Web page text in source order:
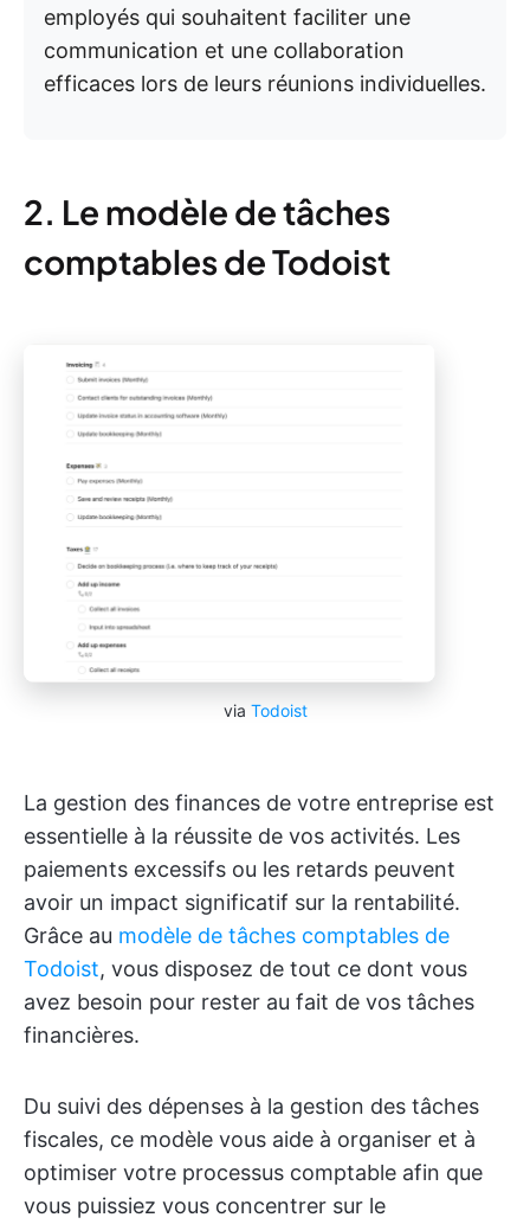
employés qui souhaitent faciliter une
communication et une collaboration
efficaces lors de leurs réunions individuelles.
2. Le modèle de tâches
comptables de Todoist
via Todoist
La gestion des finances de votre entreprise est
essentielle à la réussite de vos activités. Les
paiements excessifs ou les retards peuvent
avoir un impact significatif sur la rentabilité.
Grâce au modèle de tâches comptables de
Todoist, vous disposez de tout ce dont vous
avez besoin pour rester au fait de vos tâches
financières.
Du suivi des dépenses à la gestion des tâches
fiscales, ce modèle vous aide à organiser et à
optimiser votre processus comptable afin que
vous puissiez vous concentrer sur le